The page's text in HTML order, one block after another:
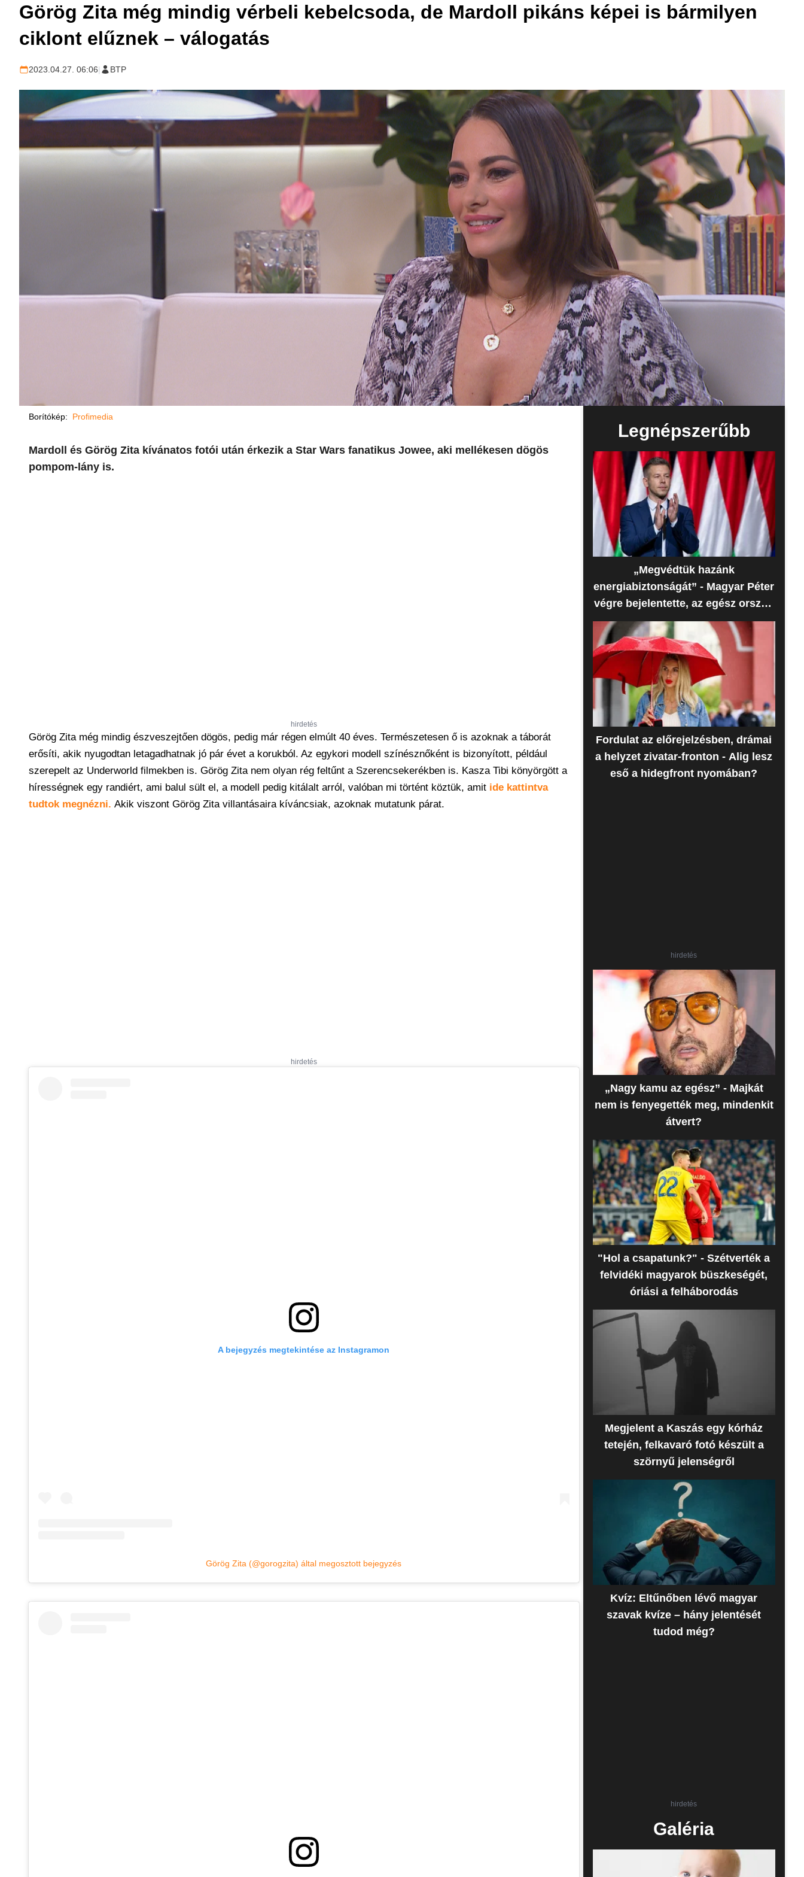
Görög Zita még mindig vérbeli kebelcsoda, de Mardoll pikáns képei is bármilyen
ciklont elűznek – válogatás
2023.04.27. 06:06| BTP
Borítókép: Profimedia
Mardoll és Görög Zita kívánatos fotói után érkezik a Star Wars fanatikus Jowee, aki mellékesen dögös
pompom-lány is.
hirdetés
Görög Zita még mindig észveszejtően dögös, pedig már régen elmúlt 40 éves. Természetesen ő is azoknak a táborát
erősíti, akik nyugodtan letagadhatnak jó pár évet a korukból. Az egykori modell színésznőként is bizonyított, például
szerepelt az Underworld filmekben is. Görög Zita nem olyan rég feltűnt a Szerencsekerékben is. Kasza Tibi könyörgött a
hírességnek egy randiért, ami balul sült el, a modell pedig kitálalt arról, valóban mi történt köztük, amit ide kattintva
tudtok megnézni. Akik viszont Görög Zita villantásaira kíváncsiak, azoknak mutatunk párat.
hirdetés
A bejegyzés megtekintése az Instagramon
Görög Zita (@gorogzita) által megosztott bejegyzés
Legnépszerűbb
„Megvédtük hazánk
energiabiztonságát” - Magyar Péter
végre bejelentette, az egész ország
erre várt
Fordulat az előrejelzésben, drámai
a helyzet zivatar-fronton - Alig lesz
eső a hidegfront nyomában?
hirdetés
„Nagy kamu az egész” - Majkát
nem is fenyegették meg, mindenkit
átvert?
"Hol a csapatunk?" - Szétverték a
felvidéki magyarok büszkeségét,
óriási a felháborodás
Megjelent a Kaszás egy kórház
tetején, felkavaró fotó készült a
szörnyű jelenségről
Kvíz: Eltűnőben lévő magyar
szavak kvíze – hány jelentését
tudod még?
hirdetés
Galéria